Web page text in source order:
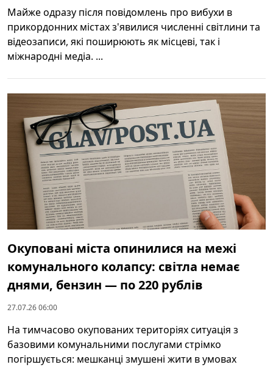
Майже одразу після повідомлень про вибухи в
прикордонних містах з'явилися численні світлини та
відеозаписи, які поширюють як місцеві, так і
міжнародні медіа. ...
Окуповані міста опинилися на межі
комунального колапсу: світла немає
днями, бензин — по 220 рублів
27.07.26 06:00
На тимчасово окупованих територіях ситуація з
базовими комунальними послугами стрімко
погіршується: мешканці змушені жити в умовах